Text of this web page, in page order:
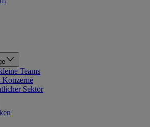
Teams
Sektor